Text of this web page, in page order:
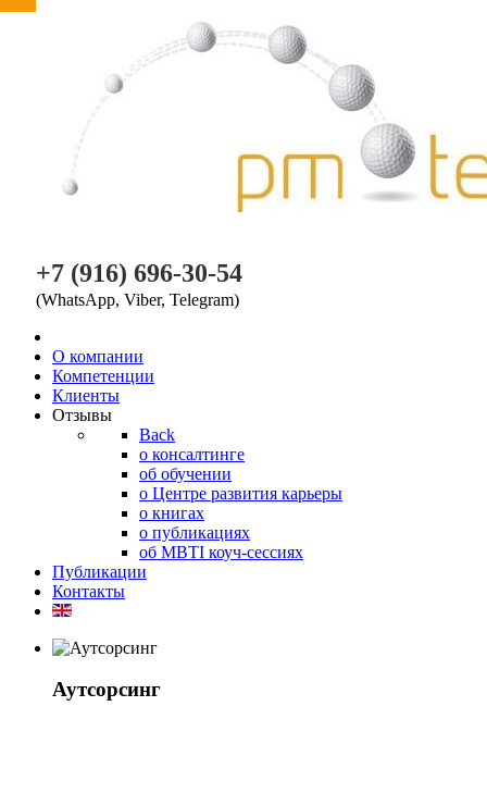
+7 (916) 696-30-54
(WhatsApp, Viber, Telegram)
O компании
Компетенции
Клиенты
Отзывы
Back
о консалтинге
об обучении
о Центре развития карьеры
о книгах
о публикациях
об MBTI коуч-сессиях
Публикации
Контакты
Аутсорсинг